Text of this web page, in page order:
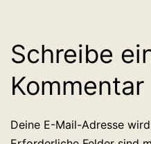
Schreibe
Kommentar
Deine E-Mail-Adresse